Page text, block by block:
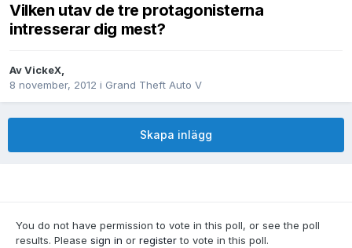
Vilken utav de tre protagonisterna
intresserar dig mest?
AvVickeX,
8 november, 2012 i Grand Theft Auto V
Skapa inlägg
You do not have permission to vote in this poll, or see the poll
results. Please sign in or registerto vote in this poll.